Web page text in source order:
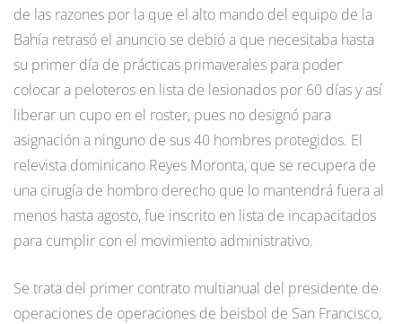
de las razones por la que el alto mando del equipo de la
Bahía retrasó el anuncio se debió a que necesitaba hasta
su primer día de prácticas primaverales para poder
colocar a peloteros en lista de lesionados por 60 días y así
liberar un cupo en el roster, pues no designó para
asignación a ninguno de sus 40 hombres protegidos. El
relevista dominicano Reyes Moronta, que se recupera de
una cirugía de hombro derecho que lo mantendrá fuera al
menos hasta agosto, fue inscrito en lista de incapacitados
para cumplir con el movimiento administrativo.
Se trata del primer contrato multianual del presidente de
operaciones de operaciones de beisbol de San Francisco,